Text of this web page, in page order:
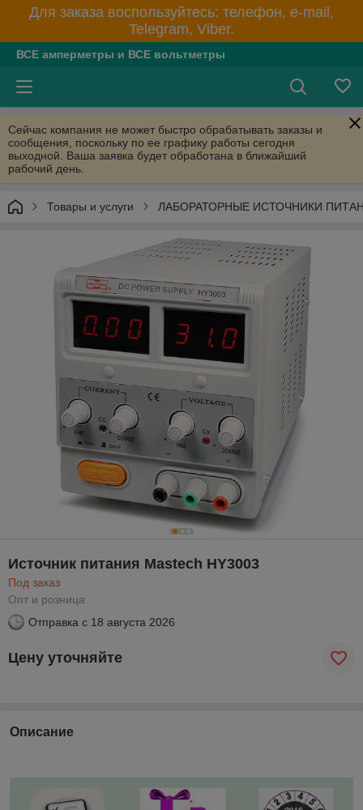
Для заказа воспользуйтесь: телефон, e-mail,
Telegram, Viber.
ВСЕ амперметры и ВСЕ вольтметры
Сейчас компания не может быстро обрабатывать заказы и
сообщения, поскольку по ее графику работы сегодня
выходной. Ваша заявка будет обработана в ближайший
рабочий день.
Товары и услуги ЛАБОРАТОРНЫЕ ИСТОЧНИКИ
Источник питания Mastech HY3003
Под заказ
Опт и розница
Отправка с 18 августа 2026
Цену уточняйте
Описание